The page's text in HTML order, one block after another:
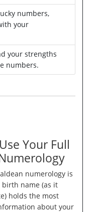
numbers,
your
your strengths
numbers.
Your Full
numerology is
name (as it
holds the most
about your